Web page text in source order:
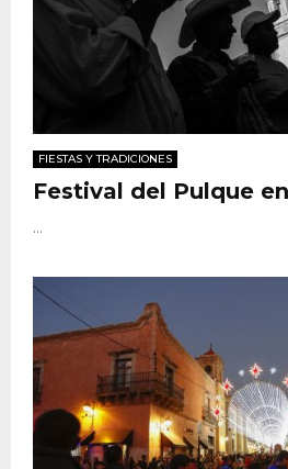
FIESTAS Y TRADICIONES
Festival del Pulque
...